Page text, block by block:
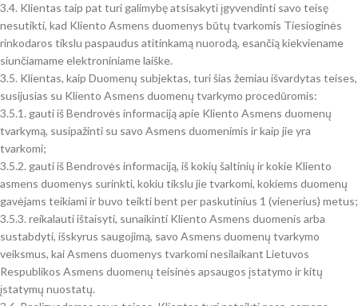
3.4. Klientas taip pat turi galimybę atsisakyti įgyvendinti savo teisę
nesutikti, kad Kliento Asmens duomenys būtų tvarkomis Tiesioginės
rinkodaros tikslu paspaudus atitinkamą nuorodą, esančią kiekviename
siunčiamame elektroniniame laiške.
3.5. Klientas, kaip Duomenų subjektas, turi šias žemiau išvardytas teises,
susijusias su Kliento Asmens duomenų tvarkymo procedūromis:
3.5.1. gauti iš Bendrovės informaciją apie Kliento Asmens duomenų
tvarkymą, susipažinti su savo Asmens duomenimis ir kaip jie yra
tvarkomi;
3.5.2. gauti iš Bendrovės informaciją, iš kokių šaltinių ir kokie Kliento
asmens duomenys surinkti, kokiu tikslu jie tvarkomi, kokiems duomenų
gavėjams teikiami ir buvo teikti bent per paskutinius 1 (vienerius) metus;
3.5.3. reikalauti ištaisyti, sunaikinti Kliento Asmens duomenis arba
sustabdyti, išskyrus saugojimą, savo Asmens duomenų tvarkymo
veiksmus, kai Asmens duomenys tvarkomi nesilaikant Lietuvos
Respublikos Asmens duomenų teisinės apsaugos įstatymo ir kitų
įstatymų nuostatų.